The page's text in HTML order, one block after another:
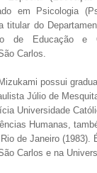
em Psicologia
titular do
de Educação e
Carlos.
possui
Júlio de
Universidade
Humanas,
de Janeiro (1983).
Carlos e na